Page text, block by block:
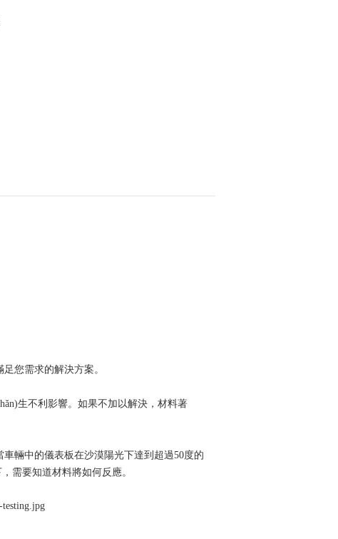
您需求的解決方案。
不利影響。如果不加以解決，材料著
車輛中的儀表板在沙漠陽光下達到超過50度的
要知道材料將如何反應。